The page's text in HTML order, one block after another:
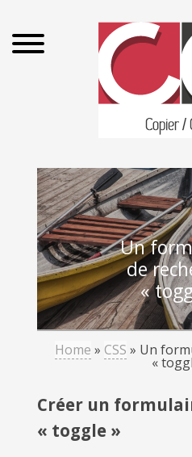
Home » CSS » Un
«
Un
de
«
Créer un
« toggle »